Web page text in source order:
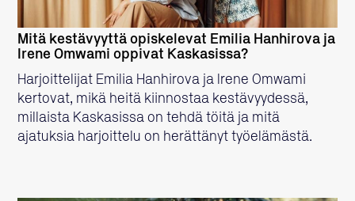
Mitä kestävyyttä opiskelevat Emilia Hanhirova ja
Irene Omwami oppivat Kaskasissa?
Harjoittelijat Emilia Hanhirova ja Irene Omwami
kertovat, mikä heitä kiinnostaa kestävyydessä,
millaista Kaskasissa on tehdä töitä ja mitä
ajatuksia harjoittelu on herättänyt työelämästä.